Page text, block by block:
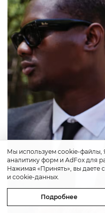
Мы используем cookie-файлы,
аналитику форм и AdFox для
Нажимая «Принять», вы даете
и cookie-данных.
Подробнее